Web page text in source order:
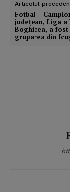
Articolul
Fotbal –
judeţean, Liga a
Boghicea, a fost
gruparea din